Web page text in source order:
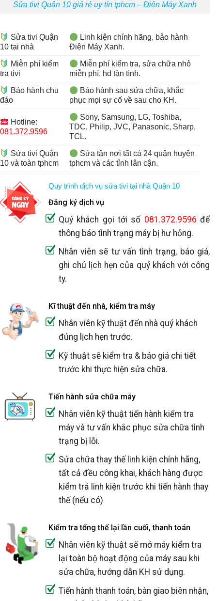
Sửa tivi Quận 10 giá rẻ uy tín tphcm – Điện Máy Xanh
️ Sửa tivi Quận
10 tại nhà
Linh kiện chính hãng, bảo hành
Điện Máy Xanh.
️ Miễn phí kiểm
tra tivi
Miễn phí kiểm tra, sửa chữa nhỏ
miễn phí, hd tận tình.
️ Bảo hành chu
đáo
Bảo hành sau sửa chữa, khắc
phục mọi sự cố về sau cho KH.
Hotline:
081.372.9596
Sony, Samsung, LG, Toshiba,
TDC, Philip, JVC, Panasonic, Sharp,
TCL.
️ Sửa tivi Quận
10 và toàn tphcm
Sửa tận nơi tất cả 24 quận huyện
tphcm và các tỉnh lân cận.
Quy trình dịch vụ sửa tivi tại nhà Quận 10
Đăng ký dịch vụ
Quý khách gọi tới số 081.372.9596 để
thông báo tình trạng máy bị hư hỏng.
Nhân viên sẽ tư vấn tình trạng, báo giá,
ghi chú lịch hẹn của quý khách với công
ty.
Kĩ thuật đến nhà, kiểm tra máy
Nhân viên kỹ thuật đến nhà quý khách
đúng lịch hẹn trước.
Kỹ thuật sẽ kiểm tra & báo giá chi tiết
trước khi thực hiện sửa chữa.
Tiến hành sửa chữa máy
Nhân viên kỹ thuật tiến hành kiểm tra
máy và tư vấn khắc phục sửa chữa tình
trạng bị lỗi.
Sửa chữa thay thế linh kiện chính hãng,
tất cả đều công khai, khách hàng được
kiểm trả linh kiện trước khi tiến hành thay
thế (nếu có)
Kiểm tra tổng thể lại lần cuối, thanh toán
Nhân viên kỹ thuật sẽ mở máy kiểm tra
lại toàn bộ hoạt động của máy sau khi
sửa chữa, hướng dẫn KH sử dụng.
Tiến hành thanh toán, bàn giao biên nhận,